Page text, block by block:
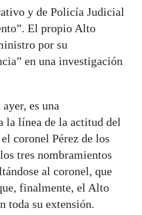
y de Policía Judicial
El propio Alto
por su
en una investigación
es una
la línea de la actitud del
coronel Pérez de los
tres nombramientos
al coronel, que
finalmente, el Alto
toda su extensión.